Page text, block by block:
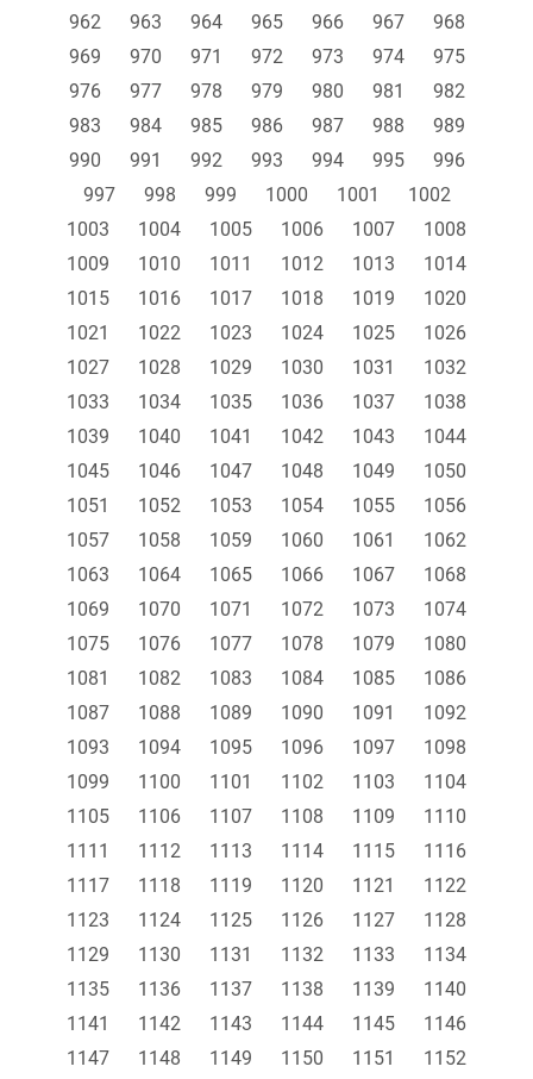
962
963 964 965 966 967
968
969
970 971 972 973 974
975
976
977 978 979 980 981
982
983
984 985 986 987 988
989
990
991 992 993 994 995
996
997
998 999 1000 1001
1002
1003
1004 1005 1006 1007
1008
1009
1010 1011 1012 1013
1014
1015
1016 1017 1018 1019
1020
1021
1022 1023 1024 1025
1026
1027
1028 1029 1030 1031
1032
1033
1034 1035 1036 1037
1038
1039
1040 1041 1042 1043
1044
1045
1046 1047 1048 1049
1050
1051
1052 1053 1054 1055
1056
1057
1058 1059 1060 1061
1062
1063
1064 1065 1066 1067
1068
1069
1070 1071 1072 1073
1074
1075
1076 1077 1078 1079
1080
1081
1082 1083 1084 1085
1086
1087
1088 1089 1090 1091
1092
1093
1094 1095 1096 1097
1098
1099
1100 1101 1102 1103
1104
1105
1106 1107 1108 1109
1110
1111
1112 1113 1114 1115
1116
1117
1118 1119 1120 1121
1122
1123
1124 1125 1126 1127
1128
1129
1130 1131 1132 1133
1134
1135
1136 1137 1138 1139
1140
1141
1142 1143 1144 1145
1146
1147
1148 1149 1150 1151 1152